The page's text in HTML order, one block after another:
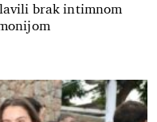
brak intimnom